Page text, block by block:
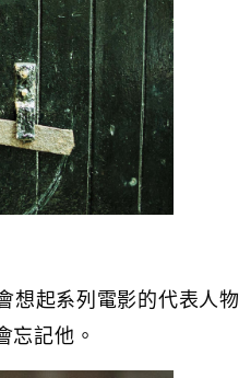
想起系列電影的代表人物
忘記他。